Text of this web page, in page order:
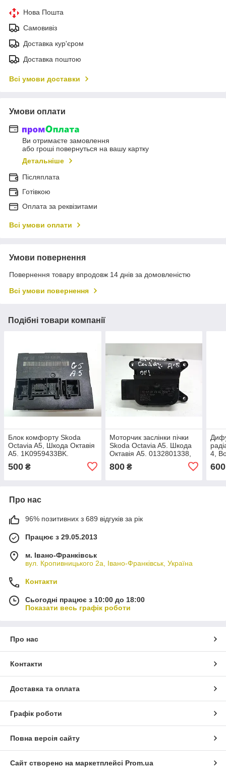
Нова Пошта
Самовивіз
Доставка кур'єром
Доставка поштою
Всі умови доставки
Умови оплати
Ви отримаєте замовлення
або гроші повернуться на вашу картку
Детальніше
Післяплата
Готівкою
Оплата за реквізитами
Всі умови оплати
Умови повернення
Повернення товару впродовж 14 днів за домовленістю
Всі умови повернення
Подібні товари компанії
Блок комфорту Skoda
Octavia A5, Шкода Октавія
А5. 1K0959433BK.
500 ₴
Моторчик заслінки пічки
Skoda Octavia A5. Шкода
Октавія А5. 0132801338,
800₴
4,
600
Про нас
96% позитивних з 689 відгуків за рік
Працює з 29.05.2013
м. Івано-Франківськ
вул. Кропивницького 2а, Івано-Франківськ, Україна
Контакти
Сьогодні працює з 10:00 до 18:00
Показати весь графік роботи
Про нас
Контакти
Доставка та оплата
Графік роботи
Повна версія сайту
Сайт створено на маркетплейсі Prom.ua